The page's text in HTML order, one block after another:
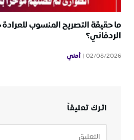
ما حقيقة التصريح المنسوب
الردفاني؟
02/08/2026 أمني
اترك تعليقاً